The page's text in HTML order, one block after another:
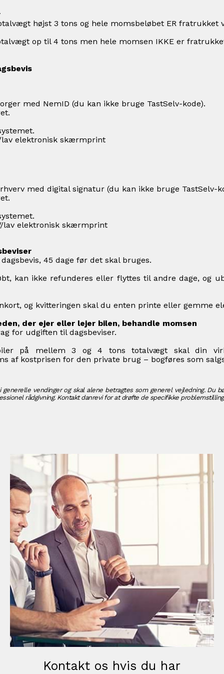
højst 3 tons og hele momsbeløbet ER fratrukket
op til 4 tons men hele momsen IKKE er
med NemID (du kan ikke bruge TastSelv-kode).
elektronisk skærmprint
med digital signatur (du kan ikke bruge TastSelv-
lav elektronisk skærmprint
45 dage før det skal bruges.
kan ikke refunderes eller flyttes til andre dage, og
og kvitteringen skal du enten printe eller gemme
der ejer eller lejer bilen, behandle momsen
for udgiften til dagsbeviser.
på mellem 3 og 4 tons totalvægt skal din
af kostprisen for den private brug – bogføres som
vendinger og skal alene betragtes som generel vejledning. Du
rådgivning. Kontakt danrevi for at drøfte de specifikke
Kontakt os hvis du har